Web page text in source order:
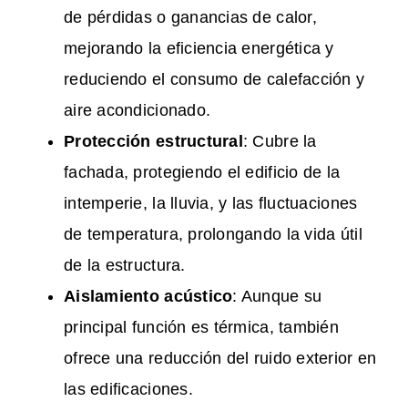
de pérdidas o ganancias de calor,
mejorando la eficiencia energética y
reduciendo el consumo de calefacción y
aire acondicionado.
Protección estructural: Cubre la
fachada, protegiendo el edificio de la
intemperie, la lluvia, y las fluctuaciones
de temperatura, prolongando la vida útil
de la estructura.
Aislamiento acústico: Aunque su
principal función es térmica, también
ofrece una reducción del ruido exterior en
las edificaciones​.